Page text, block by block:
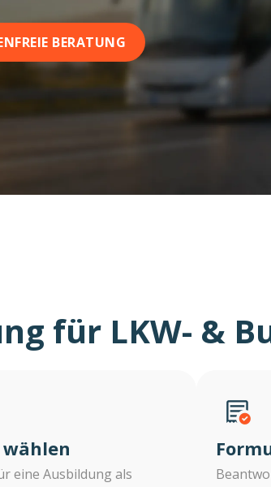
BERATUNG
für LKW- &
eine Ausbildung als